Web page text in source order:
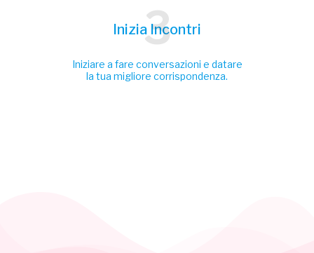
Inizia Incontri
3
Iniziare a fare conversazioni e datare
la tua migliore corrispondenza.